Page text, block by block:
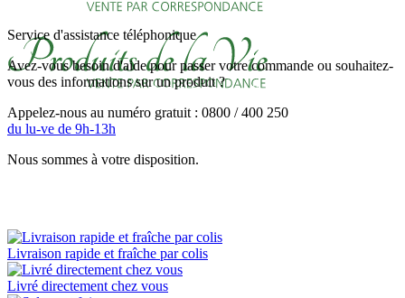
Service d'assistance téléphonique
Avez-vous besoin d'aide pour passer votre commande ou souhaitez-
vous des informations sur un produit ?
Appelez-nous au numéro gratuit : 0800 / 400 250
du lu-ve de 9h-13h
Nous sommes à votre disposition.
Livraison rapide et fraîche par colis
Livré directement chez vous